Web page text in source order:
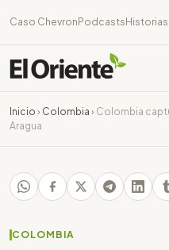
Caso Chevron Podcasts Historias
Inicio › Colombia › Colombia
Aragua
COLOMBIA